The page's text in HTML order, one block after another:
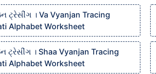
ટ્રેસીંગ । Va Vyanjan Tracing
Alphabet Worksheet
ટ્રેસીંગ । Shaa Vyanjan Tracing
Alphabet Worksheet